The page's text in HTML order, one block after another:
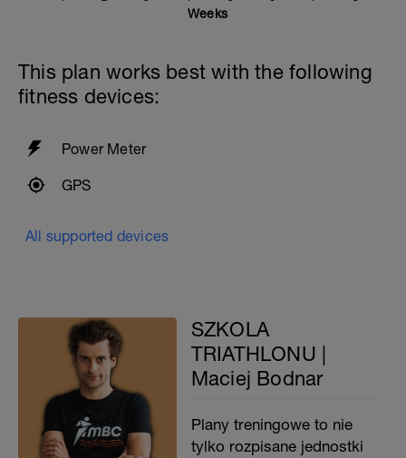
Weeks
This plan works best with the following
fitness devices:
Power Meter
GPS
All supported devices
SZKOLA
TRIATHLONU |
Maciej Bodnar
Plany treningowe to nie
tylko rozpisane jednostki